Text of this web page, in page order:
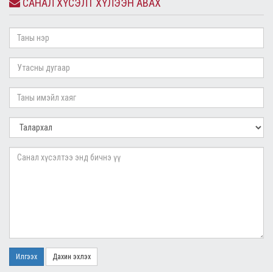
САНАЛ ХҮСЭЛТ ХҮЛЭЭН АВАХ
Илгээх Дахин эхлэх